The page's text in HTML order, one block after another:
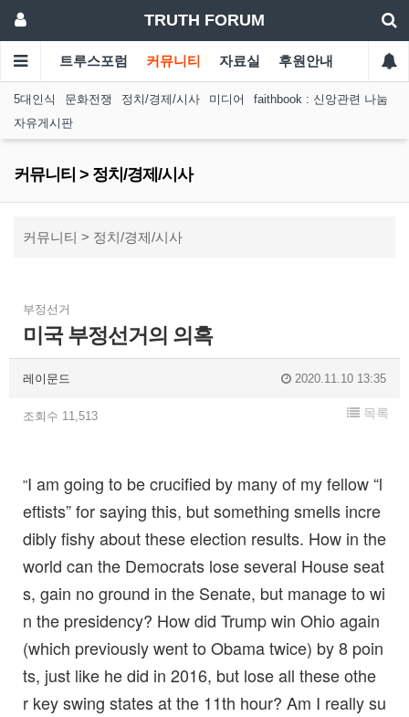
TRUTH FORUM
트루스포럼 커뮤니티 자료실 후원안내
5대인식 문화전쟁 정치/경제/시사 미디어
faithbook : 신앙관련 나눔
자유게시판
커뮤니티 > 정치/경제/시사
커뮤니티 > 정치/경제/시사
부정선거
미국 부정선거의 의혹
레이문드 2020.11.10 13:35
조회수 11,513 목록
"I am going to be crucified by many of my fellow “l
eftists” for saying this, but something smells incre
dibly fishy about these election results. How in the
world can the Democrats lose several House seat
s, gain no ground in the Senate, but manage to wi
n the presidency? How did Trump win Ohio again
(which previously went to Obama twice) by 8 poin
ts, just like he did in 2016, but lose all these othe
r key swing states at the 11th hour? Am I really su